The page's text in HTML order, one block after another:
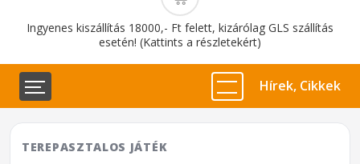
Ingyenes kiszállítás 18000,- Ft felett, kizárólag GLS szállítás
esetén! (Kattints a részletekért)
Hírek, Cikkek
TEREPASZTALOS JÁTÉK